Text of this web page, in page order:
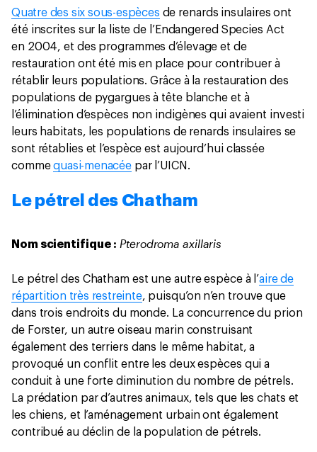
Quatre des six sous-espèces de renards insulaires ont
été inscrites sur la liste de l’Endangered Species Act
en 2004, et des programmes d’élevage et de
restauration ont été mis en place pour contribuer à
rétablir leurs populations. Grâce à la restauration des
populations de pygargues à tête blanche et à
l’élimination d’espèces non indigènes qui avaient investi
leurs habitats, les populations de renards insulaires se
sont rétablies et l’espèce est aujourd’hui classée
commequasi-menacéepar l’UICN.
Le pétrel des Chatham
Nom scientifique :Pterodroma axillaris
Le pétrel des Chatham est une autre espèce à l’aire de
répartition très restreinte, puisqu’on n’en trouve que
dans trois endroits du monde. La concurrence du prion
de Forster, un autre oiseau marin construisant
également des terriers dans le même habitat, a
provoqué un conflit entre les deux espèces qui a
conduit à une forte diminution du nombre de pétrels.
La prédation par d’autres animaux, tels que les chats et
les chiens, et l’aménagement urbain ont également
contribué au déclin de la population de pétrels.